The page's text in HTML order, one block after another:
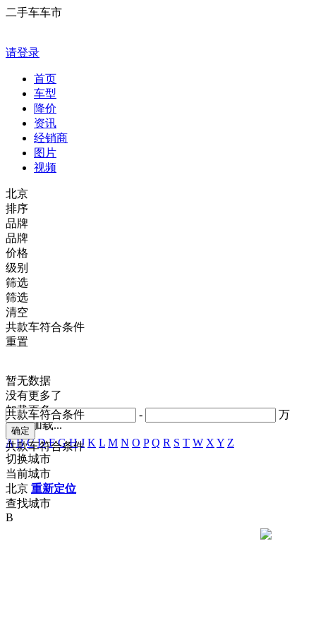
二手车车市
请登录
首页
车型
降价
资讯
经销商
图片
视频
北京
排序
品牌
品牌
价格
- 万
共款车符合条件
级别
共款车符合条件
筛选
筛选
清空
共款车符合条件
重置
暂无数据
没有更多了
加载更多
正在加载...
A B C D F G H J K L M N O P Q R S T W X Y Z
切换城市
当前城市
北京 重新定位
查找城市
B